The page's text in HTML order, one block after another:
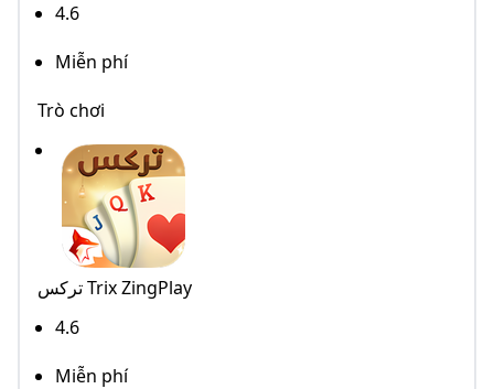
4.6
Miễn phí
Trò chơi
تركس Trix ZingPlay
4.6
Miễn phí